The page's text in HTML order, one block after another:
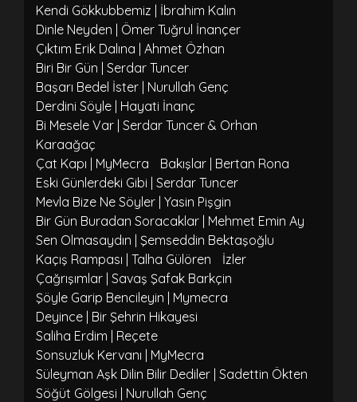
Kendi Gökkubbemiz | İbrahim Kalın
Dinle Neyden | Ömer Tuğrul İnançer
Çıktım Erik Dalına | Ahmet Özhan
Biri Bir Gün | Serdar Tuncer
Başarı Bedel İster | Nurullah Genç
Derdini Söyle | Hayati İnanç
Bi Mesele Var | Serdar Tuncer & Orhan
Karaağaç
Çat Kapı | MyMecra
Bakışlar | Bertan Rona
Eski Günlerdeki Gibi | Serdar Tuncer
Mevla Bize Ne Söyler | Yasin Pişgin
Bir Gün Buradan Soracaklar | Mehmet Emin Ay
Sen Olmasaydın | Şemseddin Bektaşoğlu
Kaçış Rampası | Talha Gülören
İzler
Çağrışımlar | Savaş Şafak Barkçin
Şöyle Garip Bencileyin | Mymecra
Deyince | Bir Şehrin Hikayesi
Saliha Erdim | Reçete
Sonsuzluk Kervanı | MyMecra
Süleyman Aşk Dilin Bilir Dediler | Sadettin Ökten
Söğüt Gölgesi | Nurullah Genç